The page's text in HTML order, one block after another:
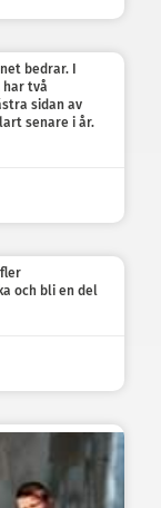
bedrar. I
två
sidan av
senare i år.
och bli en del